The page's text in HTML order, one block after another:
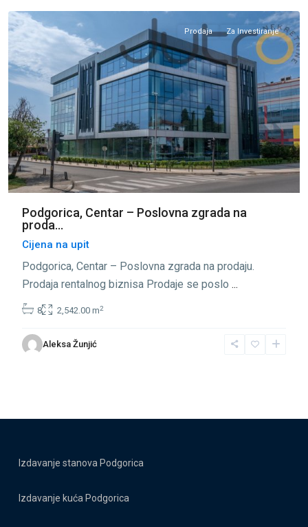
Prodaja Za Investiranje
Podgorica, Centar – Poslovna zgrada na
proda...
Cijena na upit
Podgorica, Centar – Poslovna zgrada na prodaju.
Prodaja rentalnog biznisa Prodaje se poslo ...
8 2,542.00 m2
Aleksa Žunjić
Izdavanje stanova Podgorica
Izdavanje kuća Podgorica